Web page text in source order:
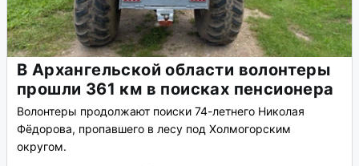
В Архангельской области волонтеры
прошли 361 км в поисках пенсионера
Волонтеры продолжают поиски 74-летнего Николая
Фёдорова, пропавшего в лесу под Холмогорским
округом.